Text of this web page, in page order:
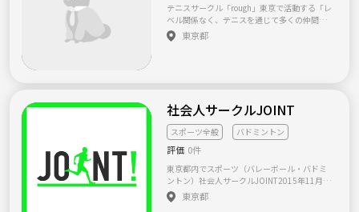
テニスサークル「rough」東京で活動する「レ
ベル関係なく、テニスを通じて多くの仲間を
作る」ことが目的のテニスサークルです。 練
習後は居酒屋で反省会も行っています。 合宿
ough-tennis.com/ です。 ※全くの初心者で、
今までに全くテニスをしたことがない方はご
遠慮頂けますでしょうか。大変申し訳ありま
せんが、こちらにも「教える」というコート
も体制もありません。軽くでもラリーが出来
れば結構です。大変申し訳ありません。
東京都
社会人サークルJOINT
スポーツ全般 バドミントン
評価 0件
東京都内でスポーツ（バレーボール・バドミ
ントン）社会人サークルJOINT2015年11月か
ら活動を開始した、社会人サークルJOINTで
す！ 東京、埼玉、神奈川県でテニス、フット
東京都